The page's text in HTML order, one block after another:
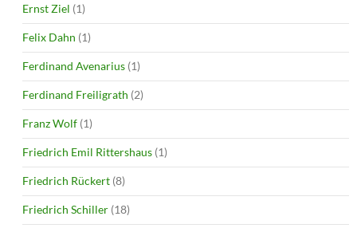
Ernst Ziel (1)
Felix Dahn (1)
Ferdinand Avenarius (1)
Ferdinand Freiligrath (2)
Franz Wolf (1)
Friedrich Emil Rittershaus (1)
Friedrich Rückert (8)
Friedrich Schiller (18)